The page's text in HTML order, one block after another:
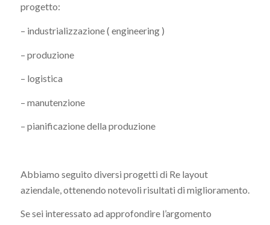
progetto:
– industrializzazione ( engineering )
– produzione
– logistica
– manutenzione
– pianificazione della produzione
Abbiamo seguito diversi progetti di Re layout
aziendale, ottenendo notevoli risultati di miglioramento.
Se sei interessato ad approfondire l’argomento